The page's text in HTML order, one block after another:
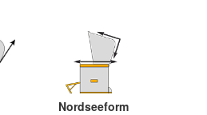
Nordseeform